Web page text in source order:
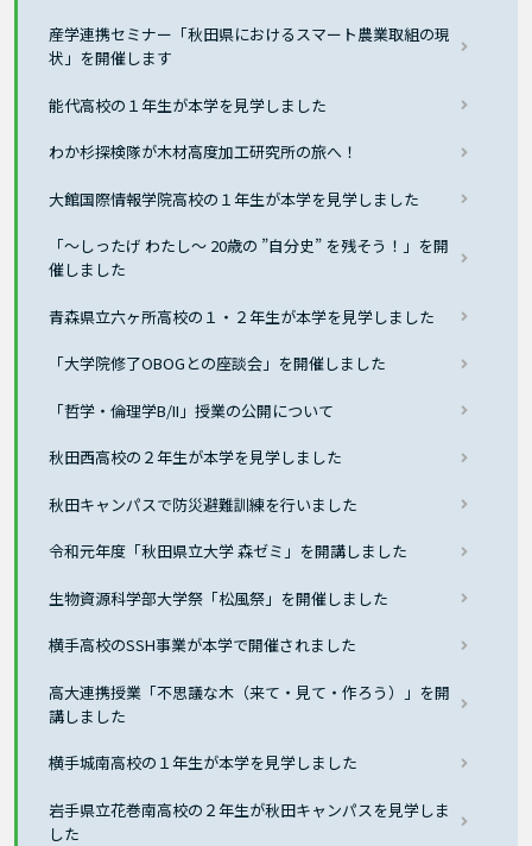
産学連携セミナー「秋田県におけるスマート農業取組の現
状」を開催します
能代高校の１年生が本学を見学しました
わか杉探検隊が木材高度加工研究所の旅へ！
大館国際情報学院高校の１年生が本学を見学しました
「～しったげ わたし～ 20歳の ”自分史” を残そう！」を開
催しました
青森県立六ヶ所高校の１・２年生が本学を見学しました
「大学院修了OBOGとの座談会」を開催しました
「哲学・倫理学B/II」授業の公開について
秋田西高校の２年生が本学を見学しました
秋田キャンパスで防災避難訓練を行いました
令和元年度「秋田県立大学 森ゼミ」を開講しました
生物資源科学部大学祭「松風祭」を開催しました
横手高校のSSH事業が本学で開催されました
高大連携授業「不思議な木（来て・見て・作ろう）」を開
講しました
横手城南高校の１年生が本学を見学しました
岩手県立花巻南高校の２年生が秋田キャンパスを見学しま
した